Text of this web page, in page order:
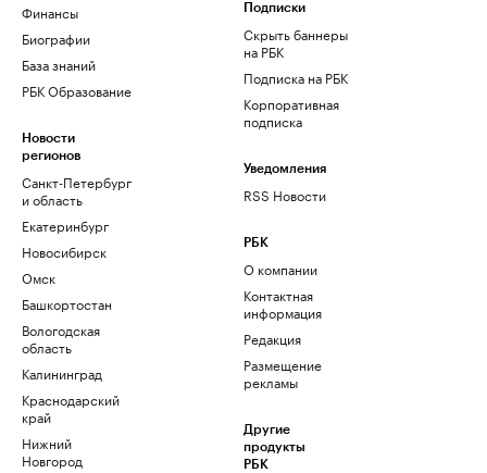
Финансы
Биографии
База знаний
РБК Образование
Новости
регионов
Санкт-Петербург
и область
Екатеринбург
Новосибирск
Омск
Башкортостан
Вологодская
область
Калининград
Краснодарский
край
Нижний
Новгород
Подписки
Скрыть баннеры
на РБК
Подписка на РБК
Корпоративная
подписка
Уведомления
RSS Новости
РБК
О компании
Контактная
информация
Редакция
Размещение
рекламы
Другие
продукты
РБК